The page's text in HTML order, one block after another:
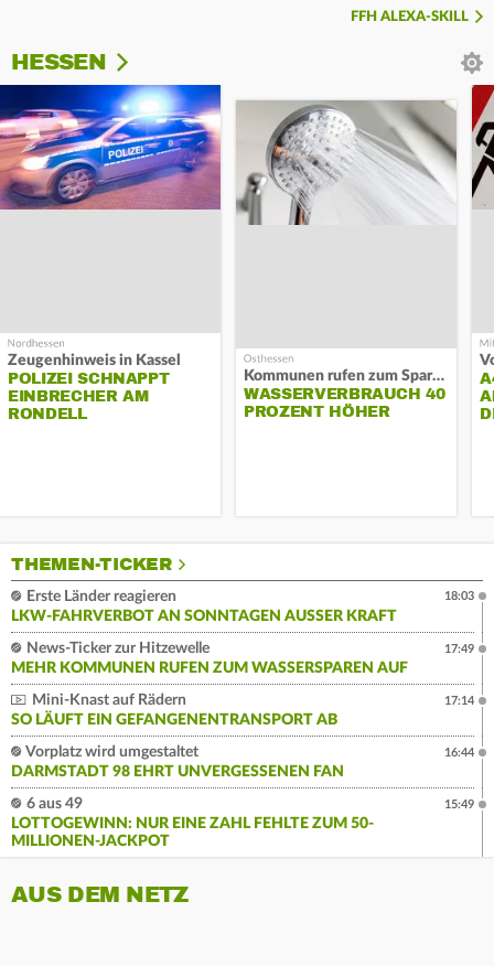
FFH ALEXA-SKILL
HESSEN
Zeugenhinweis in Kassel
POLIZEI SCHNAPPT
EINBRECHER AM
RONDELL
Kommunen rufen zum Sparen auf
WASSERVERBRAUCH 40
PROZENT HÖHER
THEMEN-TICKER
Erste Länder reagieren
LKW-FAHRVERBOT AN SONNTAGEN AUSSER KRAFT
18:03
News-Ticker zur Hitzewelle
MEHR KOMMUNEN RUFEN ZUM WASSERSPAREN AUF
17:49
Mini-Knast auf Rädern
SO LÄUFT EIN GEFANGENENTRANSPORT AB
17:14
Vorplatz wird umgestaltet
DARMSTADT 98 EHRT UNVERGESSENEN FAN
16:44
6 aus 49
LOTTOGEWINN: NUR EINE ZAHL FEHLTE ZUM 50-
MILLIONEN-JACKPOT
15:49
AUS DEM NETZ